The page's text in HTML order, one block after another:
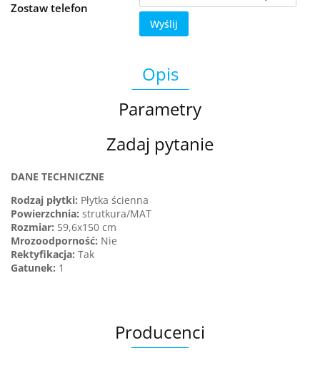
Zostaw telefon
Wyślij
Opis
Parametry
Zadaj pytanie
DANE TECHNICZNE
Rodzaj płytki: Płytka ścienna
Powierzchnia: strutkura/MAT
Rozmiar: 59,6x150 cm
Mrozoodporność: Nie
Rektyfikacja: Tak
Gatunek: 1
Producenci